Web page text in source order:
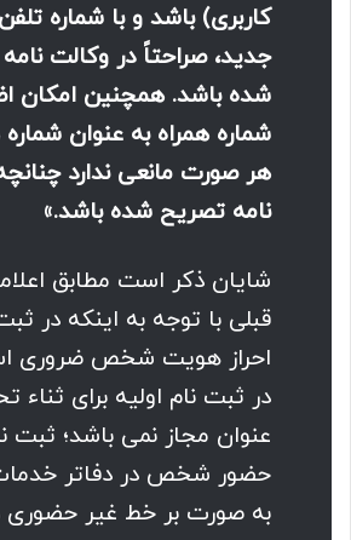
کاربری) باشد و با شماره
جدید، صراحتاً در وکالت
شده باشد. همچنین امکان
شماره همراه به عنوان
هر صورت مانعی ندارد
نامه تصریح شده باشد.»
شایان ذکر است مطابق
قبلی با توجه به اینکه در
احراز هویت شخص ضروری
در ثبت نام اولیه برای
عنوان مجاز نمی باشد؛ ثبت
حضور شخص در دفاتر
به صورت بر خط غیر حضوری